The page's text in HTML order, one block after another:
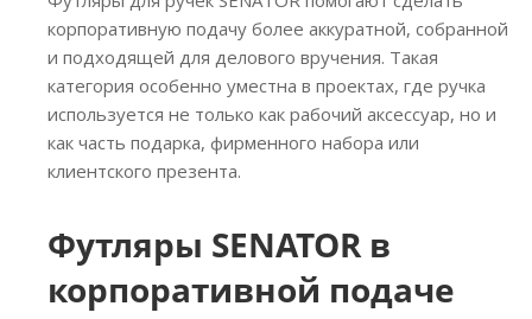
корпоративную подачу более аккуратной, собранной
и подходящей для делового вручения. Такая
категория особенно уместна в проектах, где ручка
используется не только как рабочий аксессуар, но и
как часть подарка, фирменного набора или
клиентского презента.
Футляры SENATOR в
корпоративной подаче